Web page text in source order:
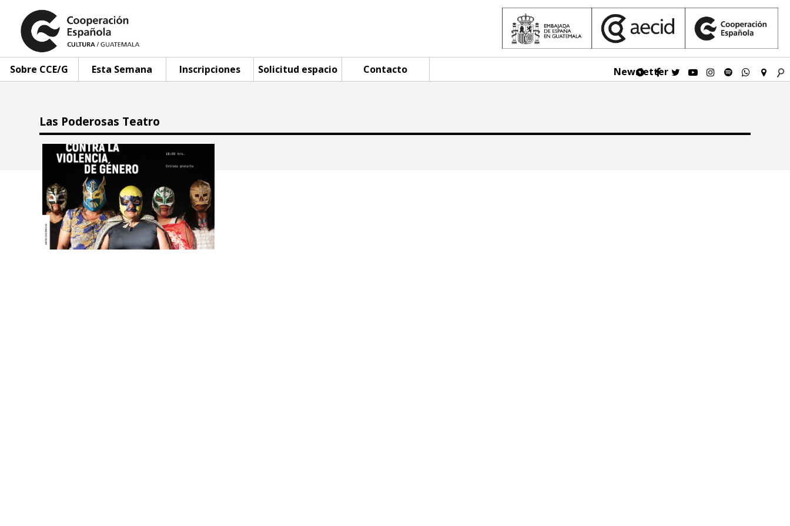
Sobre CCE/G Esta Semana Inscripciones Solicitud espacio Contacto Newsletter
Las Poderosas Teatro